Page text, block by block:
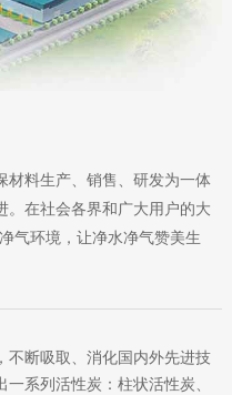
材料生产、销售、研发为一体
。在社会各界和广大用户的大
气环境，让净水净气赞美生
不断吸取、消化国内外先进技
系列活性炭：柱状活性炭、